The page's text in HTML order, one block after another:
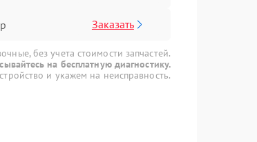
Заказать
без учета стоимости запчастей.
на бесплатную диагностику.
и укажем на неисправность.